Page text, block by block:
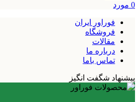
0 مورد
فوراور ایران
فروشگاه
مقالات
درباره ما
تماس باما
پیشنهاد شگفت انگیز